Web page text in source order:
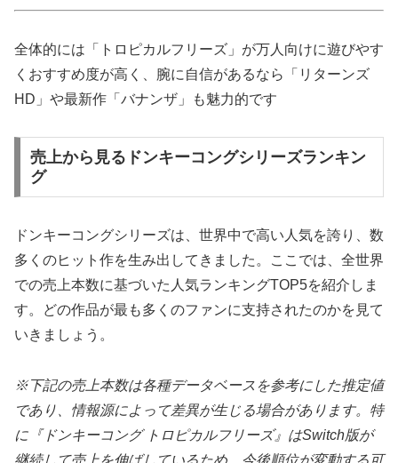
全体的には「トロピカルフリーズ」が万人向けに遊びやす
くおすすめ度が高く、腕に自信があるなら「リターンズ
HD」や最新作「バナンザ」も魅力的です
売上から見るドンキーコングシリーズランキン
グ
ドンキーコングシリーズは、世界中で高い人気を誇り、数
多くのヒット作を生み出してきました。ここでは、全世界
での売上本数に基づいた人気ランキングTOP5を紹介しま
す。どの作品が最も多くのファンに支持されたのかを見て
いきましょう。
※下記の売上本数は各種データベースを参考にした推定値
であり、情報源によって差異が生じる場合があります。特
に『ドンキーコング トロピカルフリーズ』はSwitch版が
継続して売上を伸ばしているため、今後順位が変動する可